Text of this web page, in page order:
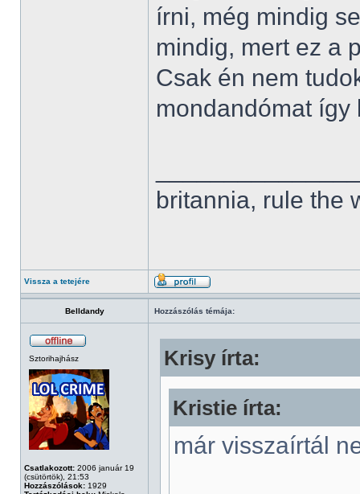
írni, még mindig
mindig, mert ez a
Csak én nem
mondandómat így
britannia, rule the
Vissza a tetejére
Belldandy Hozzászólás témája:
Sztorihajhász
Csatlakozott: 2006 január 19
(csütörtök), 21:53
Hozzászólások: 1929
Krisy írta:
Kristie írta:
már visszaírtál